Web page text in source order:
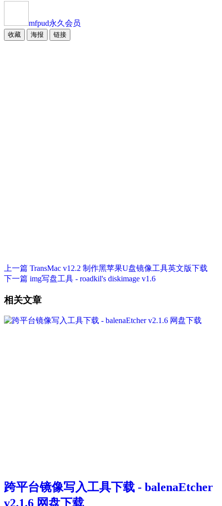
mfpud永久会员
收藏 海报 链接
上一篇 TransMac v12.2 制作黑苹果U盘镜像工具英文版下载
下一篇 img写盘工具 - roadkil's diskimage v1.6
相关文章
跨平台镜像写入工具下载 - balenaEtcher
v2.1.6 网盘下载